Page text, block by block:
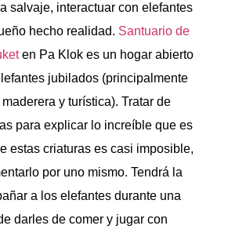
salvaje, interactuar con elefantes
hecho realidad. Santuario de
en Pa Klok es un hogar abierto
jubilados (principalmente
y turística). Tratar de
para explicar lo increíble que es
estas criaturas es casi imposible,
por uno mismo. Tendrá la
a los elefantes durante una
darles de comer y jugar con